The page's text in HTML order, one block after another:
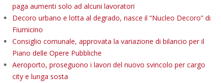
paga aumenti solo ad alcuni lavoratori
Decoro urbano e lotta al degrado, nasce il “Nucleo Decoro” di
Fiumicino
Consiglio comunale, approvata la variazione di bilancio per il
Piano delle Opere Pubbliche
Aeroporto, proseguono i lavori del nuovo svincolo per cargo
city e lunga sosta